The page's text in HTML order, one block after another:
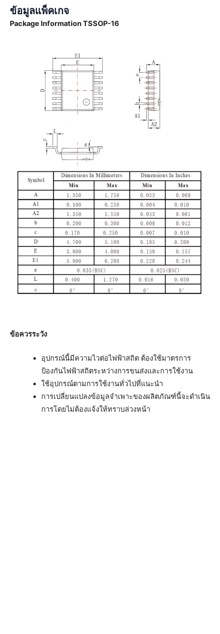
ข้อมูลแพ็คเกจ
Package Information TSSOP-16
ข้อควรระวัง
อุปกรณ์นี้มีความไวต่อไฟฟ้าสถิต ต้องใช้มาตรการ
ป้องกันไฟฟ้าสถิตระหว่างการขนส่งและการใช้งาน
ใช้อุปกรณ์ตามการใช้งานทั่วไปที่แนะนำ
การเปลี่ยนแปลงข้อมูลจำเพาะของผลิตภัณฑ์นี้จะดำเนิน
การโดยไม่ต้องแจ้งให้ทราบล่วงหน้า